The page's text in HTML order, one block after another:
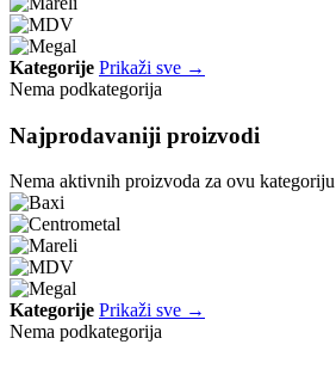
Kategorije Prikaži sve →
Nema podkategorija
Najprodavaniji proizvodi
Nema aktivnih proizvoda za ovu kategoriju
Kategorije Prikaži sve →
Nema podkategorija